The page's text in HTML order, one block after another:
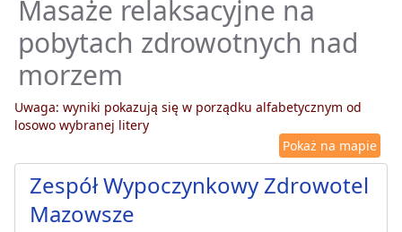
Masaże relaksacyjne na
pobytach zdrowotnych nad
morzem
Uwaga: wyniki pokazują się w porządku alfabetycznym od
losowo wybranej litery
Pokaż na mapie
Zespół Wypoczynkowy Zdrowotel
Mazowsze